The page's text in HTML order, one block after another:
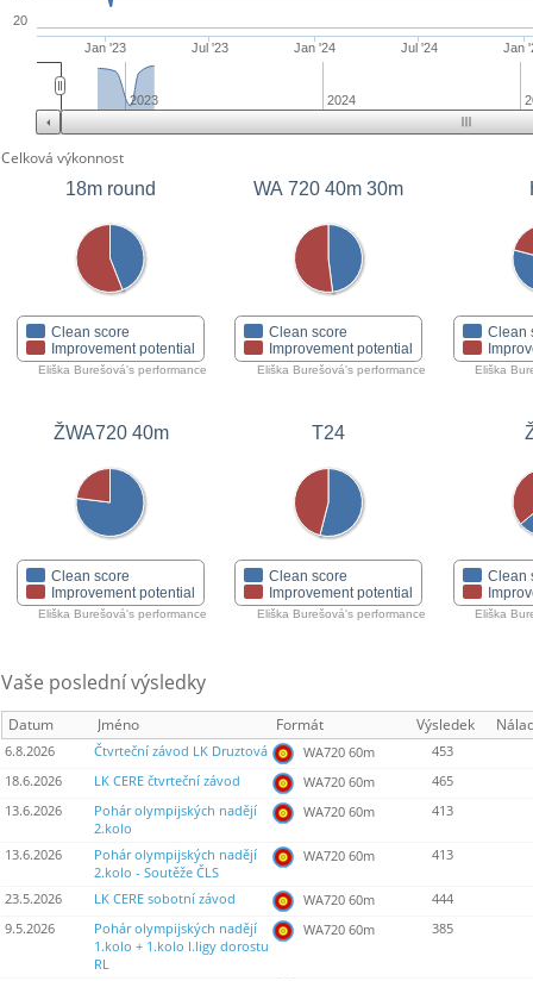
Jan '23 Jul '23 Jan '24 Jul '24 Jan
20
2023 2024
Celková výkonnost
18m round
Clean score
Improvement potential
Eliška Burešová's performance
WA 720 40m 30m
Clean score
Improvement potential
Eliška Burešová's performance
Clean
Eliška
ŽWA720 40m
Clean score
Improvement potential
Eliška Burešová's performance
T24
Clean score
Improvement potential
Eliška Burešová's performance
Clean
Eliška
Vaše poslední výsledky
Datum Jméno Formát Výsledek
6.8.2026 Čtvrteční závod LK Druztová WA720 60m
453
18.6.2026
LK CERE čtvrteční závod WA720 60m
465
13.6.2026
Pohár olympijských nadějí
2.kolo
WA720 60m 413
13.6.2026
Pohár olympijských nadějí
2.kolo - Soutěže ČLS
WA720 60m 413
23.5.2026 LK CERE sobotní závod WA720 60m
444
9.5.2026
Pohár olympijských nadějí
1.kolo + 1.kolo I.ligy dorostu
RL
WA720 60m 385